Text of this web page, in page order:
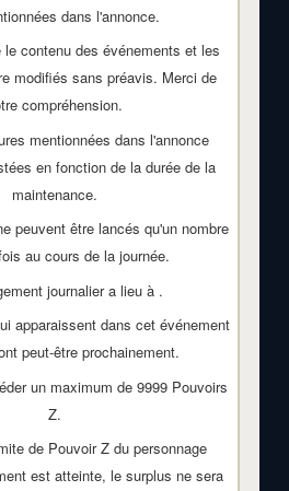
dans l'annonce.
le contenu des événements et les
modifiés sans préavis. Merci de
compréhension.
mentionnées dans l'annonce
en fonction de la durée de la
maintenance.
peuvent être lancés qu'un nombre
au cours de la journée.
journalier a lieu à .
apparaissent dans cet événement
peut-être prochainement.
un maximum de 9999 Pouvoirs
Z.
de Pouvoir Z du personnage
est atteinte, le surplus ne sera